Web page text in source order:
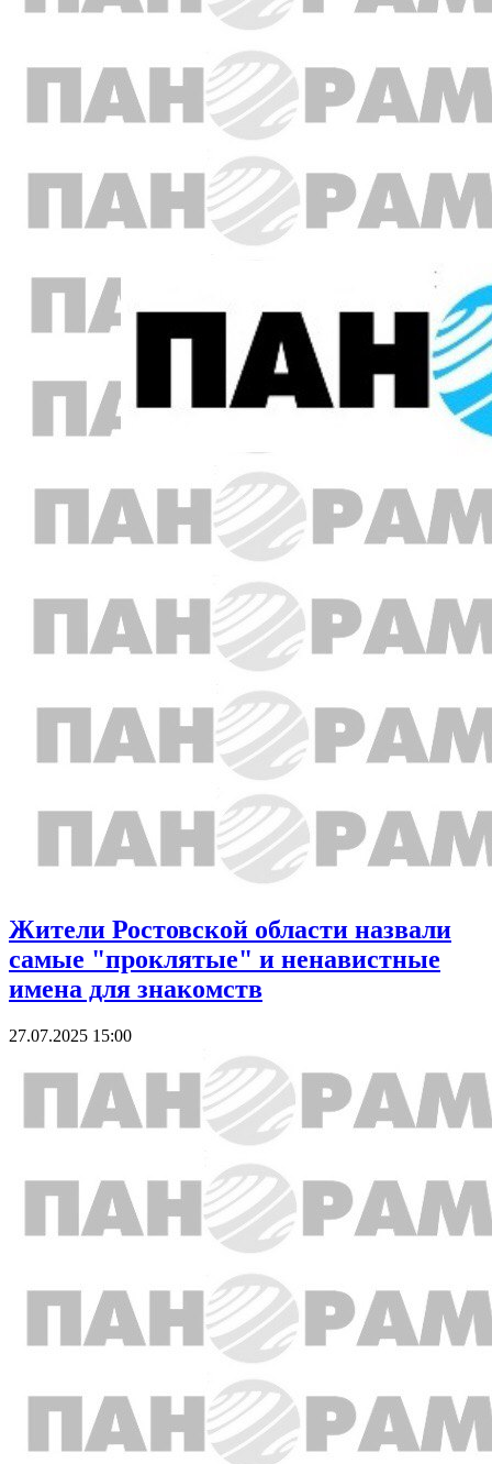
Жители Ростовской области назвали
самые "проклятые" и ненавистные
имена для знакомств
27.07.2025 15:00